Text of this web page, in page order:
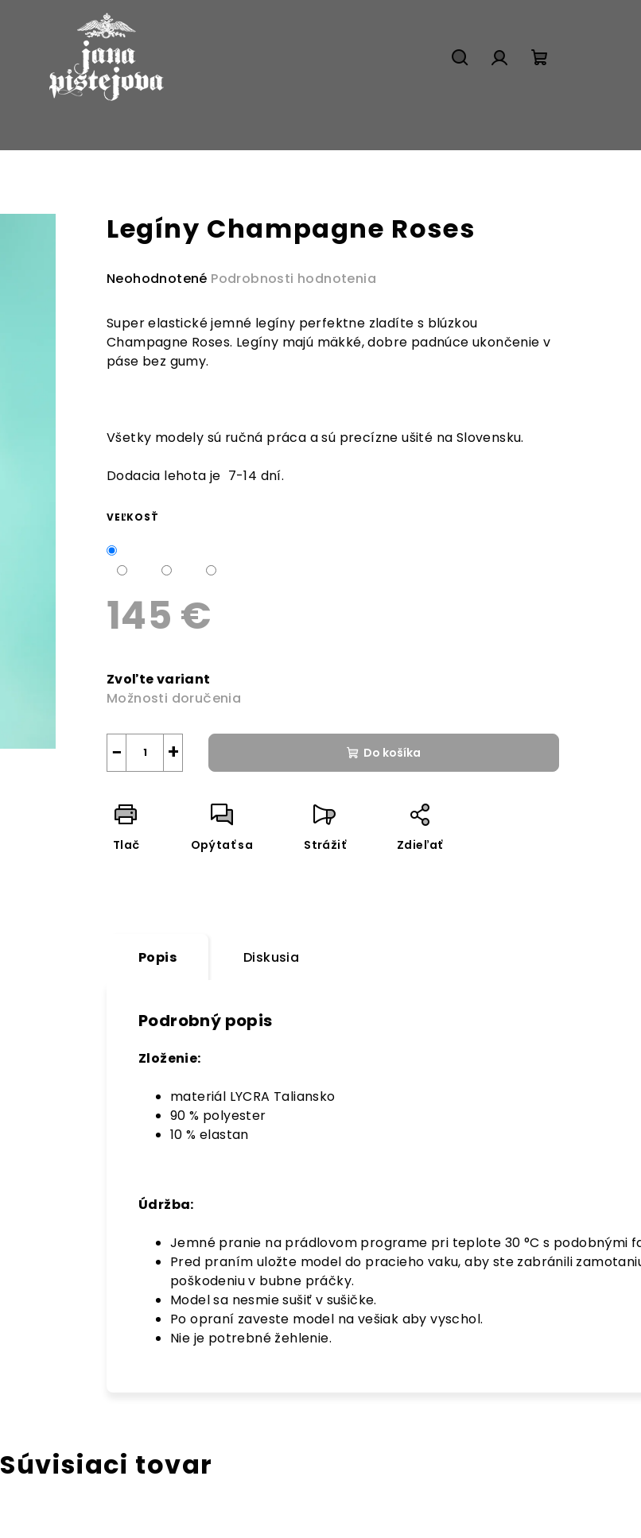
Legíny Champagne Roses
Priemerné
produktu
je
0,0
z
Neohodnotené Podrobnosti hodnotenia
Super elastické jemné legíny perfektne zladíte s blúzkou
Champagne Roses. Legíny majú mäkké, dobre padnúce ukončenie v
páse bez gumy.
Všetky modely sú ručná práca a sú precízne ušité na Slovensku.
Dodacia lehota je 7-14 dní.
VEĽKOSŤ
145 €
cena:
Zvoľte variant
Možnosti doručenia
+
− Do košíka
Tlač Opýtať sa Strážiť Zdieľať
Popis Diskusia
Podrobný popis
Zloženie:
materiál LYCRA Taliansko
90 % polyester
10 % elastan
Údržba:
Jemné pranie na prádlovom programe pri teplote 30 °C s podobnými
Pred praním uložte model do pracieho vaku, aby ste zabránili
poškodeniu v bubne práčky.
Model sa nesmie sušiť v sušičke.
Po opraní zaveste model na vešiak aby vyschol.
Nie je potrebné žehlenie.
Súvisiaci tovar